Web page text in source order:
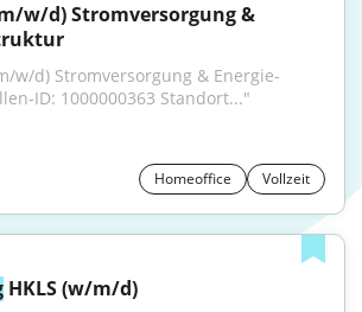
w/d) Stromversorgung &
w/d) Stromversorgung & Energie­
ID: 1000000363 Standort..."
Homeoffice Vollzeit
HKLS (w/m/d)